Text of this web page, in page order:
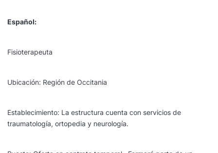
Español:
Fisioterapeuta
Ubicación: Región de Occitania
Establecimiento: La estructura cuenta con servicios de
traumatología, ortopedia y neurología.